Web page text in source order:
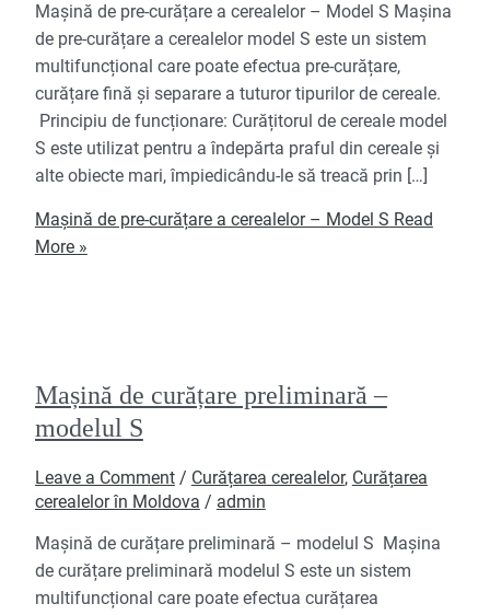
Mașină de pre-curățare a cerealelor – Model S Mașina
de pre-curățare a cerealelor model S este un sistem
multifuncțional care poate efectua pre-curățare,
curățare fină și separare a tuturor tipurilor de cereale.
Principiu de funcționare: Curățitorul de cereale model
S este utilizat pentru a îndepărta praful din cereale și
alte obiecte mari, împiedicându-le să treacă prin […]
Mașină de pre-curățare a cerealelor – Model S Read
More »
Mașină de curățare preliminară –
modelul S
Leave a Comment / Curățarea cerealelor, Curățarea
cerealelor în Moldova / admin
Mașină de curățare preliminară – modelul S Mașina
de curățare preliminară modelul S este un sistem
multifuncțional care poate efectua curățarea